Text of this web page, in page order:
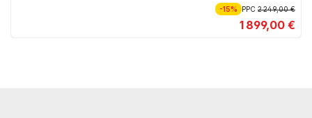
-15% PPC2 249,00 €
1 899,00 €